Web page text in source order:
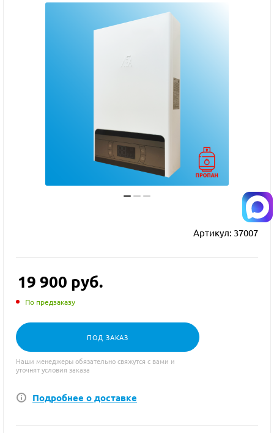
Артикул: 37007
19 900 руб.
По предзаказу
ПОД ЗАКАЗ
Наши менеджеры обязательно свяжутся с вами и
уточнят условия заказа
Подробнее о доставке